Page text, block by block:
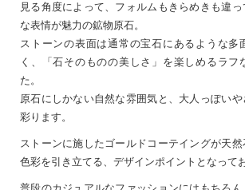
見る角度によって、フォルムもきらめきも違
な表情が魅力の鉱物原石。
ストーンの表面は通常の宝石にあるような多
く、「石そのものの美しさ」を楽しめるラフ
た。
原石にしかない自然な雰囲気と、大人っぽい
彩ります。
ストーンに施したゴールドコーテイングが天
色彩を引き立てる、デザインポイントとなって